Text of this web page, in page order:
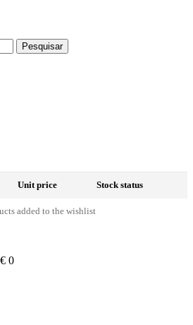
Unit price Stock status
added to the wishlist
0